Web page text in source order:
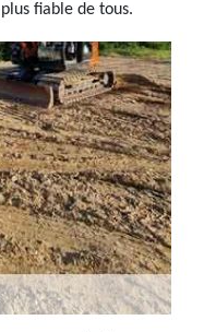
fiable de tous.